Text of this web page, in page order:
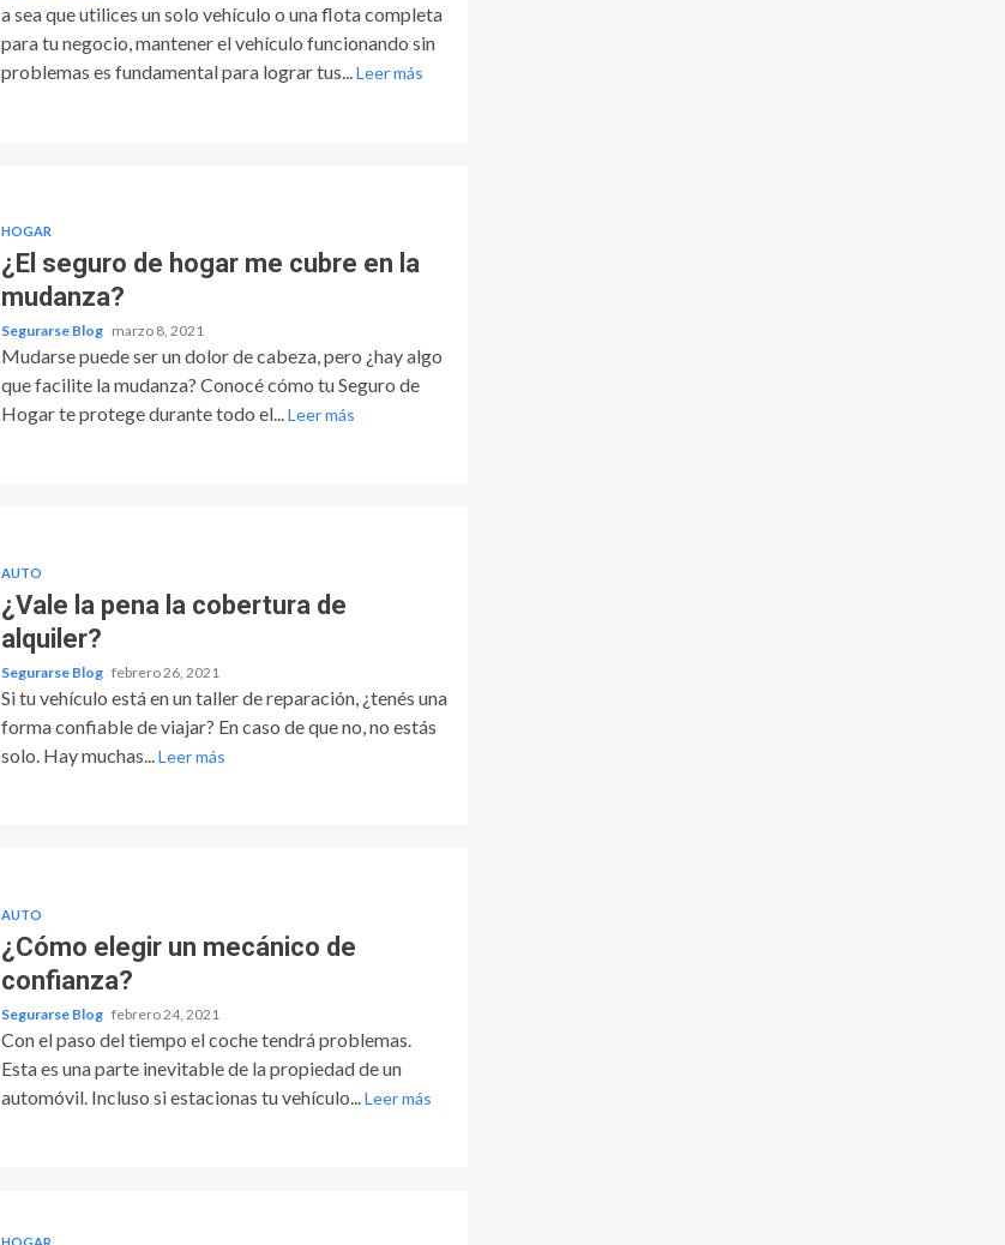
a sea que utilices un solo vehículo o una flota completa
para tu negocio, mantener el vehículo funcionando sin
problemas es fundamental para lograr tus... Leer más
HOGAR
¿El seguro de hogar me cubre en la
mudanza?
Segurarse Blog marzo 8, 2021
Mudarse puede ser un dolor de cabeza, pero ¿hay algo
que facilite la mudanza? Conocé cómo tu Seguro de
Hogar te protege durante todo el... Leer más
AUTO
¿Vale la pena la cobertura de
alquiler?
Segurarse Blog febrero 26, 2021
Si tu vehículo está en un taller de reparación, ¿tenés una
forma confiable de viajar? En caso de que no, no estás
solo. Hay muchas... Leer más
AUTO
¿Cómo elegir un mecánico de
confianza?
Segurarse Blog febrero 24, 2021
Con el paso del tiempo el coche tendrá problemas.
Esta es una parte inevitable de la propiedad de un
automóvil. Incluso si estacionas tu vehículo... Leer más
HOGAR